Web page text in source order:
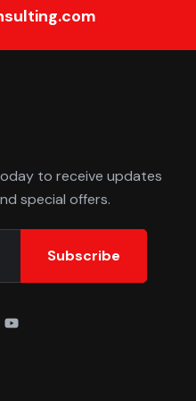
to receive updates
special offers.
Subscribe